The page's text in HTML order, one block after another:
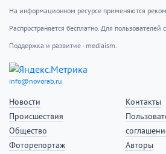
На информационном ресурсе применяются
Распространяется бесплатно. Для пользователей
Поддержка и развитие - mediaism.
info@novorab.ru
Новости
Происшествия
Общество
Фоторепортаж
Контакты
Авторы